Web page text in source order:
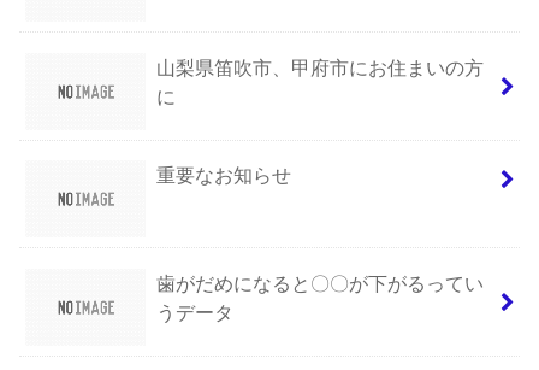
山梨県笛吹市、甲府市にお住まいの方
に
重要なお知らせ
歯がだめになると〇〇が下がるってい
うデータ